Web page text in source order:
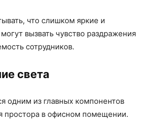
что слишком яркие и
вызвать чувство раздражения
сотрудников.
света
одним из главных компонентов
простора в офисном помещении.